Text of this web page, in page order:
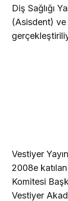
Diş Sağlığı
(Asisdent) ve
Vestiyer
2008e
Komitesi
Vestiyer